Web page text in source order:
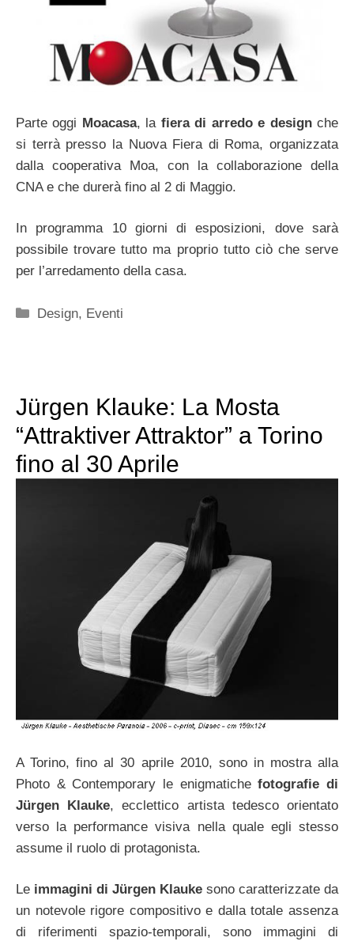
Parte oggi Moacasa, la fiera di arredo e designche
si terrà presso la Nuova Fiera di Roma, organizzata
dalla cooperativa Moa, con la collaborazione della
CNA e che durerà fino al 2 di Maggio.
In programma 10 giorni di esposizioni, dove sarà
possibile trovare tutto ma proprio tutto ciò che serve
per l’arredamento della casa.
Categorie
Design, Eventi
Jürgen Klauke: La Mosta
“Attraktiver Attraktor” a Torino
fino al 30 Aprile
A Torino, fino al 30 aprile 2010, sono in mostra alla
Photo & Contemporary le enigmatichefotografie di
Jürgen Klauke, ecclettico artista tedesco orientato
verso la performance visiva nella quale egli stesso
assume il ruolo di protagonista.
Le immagini di Jürgen Klauke sono caratterizzate da
un notevole rigore compositivo e dalla totale assenza
di riferimenti spazio-temporali, sono immagini di